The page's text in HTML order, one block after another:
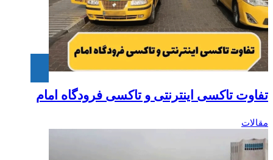
تفاوت تاکسی اینترنتی و تاکسی فرودگاه امام‎
مقالات